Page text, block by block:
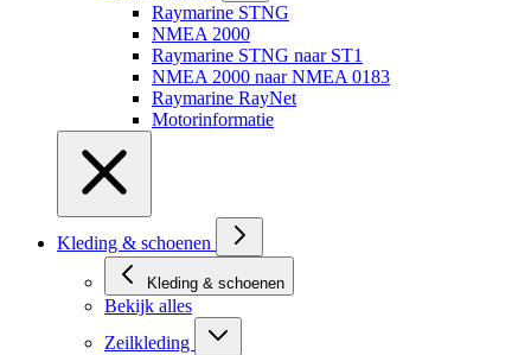
Raymarine STNG
NMEA 2000
Raymarine STNG naar ST1
NMEA 2000 naar NMEA 0183
Raymarine RayNet
Motorinformatie
Kleding & schoenen
Kleding & schoenen
Bekijk alles
Zeilkleding